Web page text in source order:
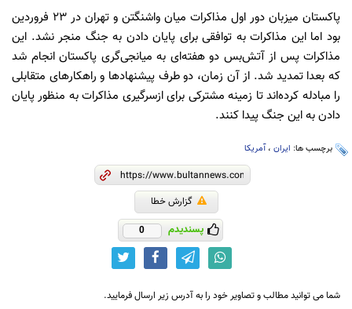
پاکستان میزبان دور اول مذاکرات میان واشنگتن و تهران در ۲۳ فروردین
بود اما این مذاکرات به توافقی برای پایان دادن به جنگ منجر نشد. این
مذاکرات پس از آتش‌بس دو هفته‌ای به میانجی‌گری پاکستان انجام شد
که بعدا تمدید شد. از آن زمان، دو طرف پیشنهادها و راهکارهای متقابلی
را مبادله کرده‌اند تا زمینه مشترکی برای ازسرگیری مذاکرات به منظور پایان
دادن به این جنگ پیدا کنند.
برچسب ها: ایران ،آمریکا
گزارش خطا
پسندیدم 0
شما می توانید مطالب و تصاویر خود را به آدرس زیر ارسال فرمایید.